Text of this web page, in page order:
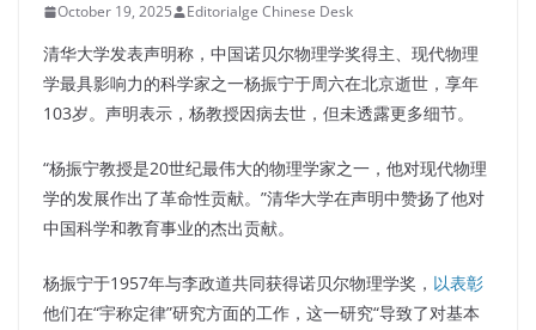
October 19, 2025 Editorialge Chinese Desk
清华大学发表声明称，中国诺贝尔物理学奖得主、现代物理
学最具影响力的科学家之一杨振宁于周六在北京逝世，享年
103岁。声明表示，杨教授因病去世，但未透露更多细节。
“杨振宁教授是20世纪最伟大的物理学家之一，他对现代物理
学的发展作出了革命性贡献。”清华大学在声明中赞扬了他对
中国科学和教育事业的杰出贡献。
杨振宁于1957年与李政道共同获得诺贝尔物理学奖， 以表彰
他们在“宇称定律”研究方面的工作，这一研究“导致了对基本